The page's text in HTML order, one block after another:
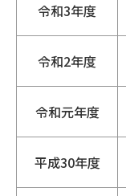
令和3年度
令和2年度
令和元年度
平成30年度